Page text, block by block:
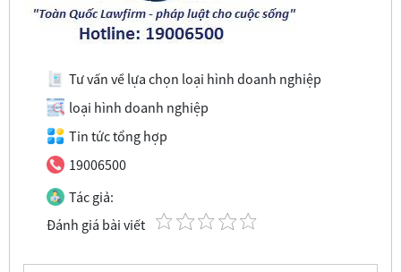
Tư vấn về lựa chọn loại hình doanh nghiệp
loại hình doanh nghiệp
Tin tức tổng hợp
19006500
Tác giả:
Đánh giá bài viết